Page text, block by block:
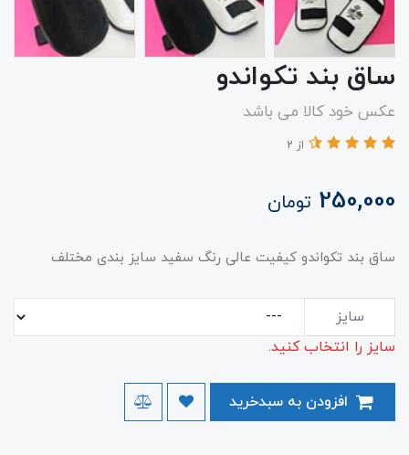
ساق بند تکواندو
عکس خود کالا می باشد
از 2
250,000 تومان
ساق بند تکواندو کیفیت عالی رنگ سفید سایز بندی مختلف
سایز
سایز را انتخاب کنید.